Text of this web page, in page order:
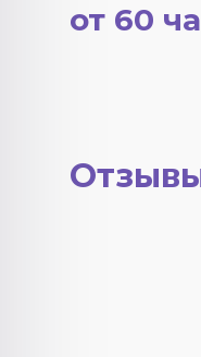
от 60